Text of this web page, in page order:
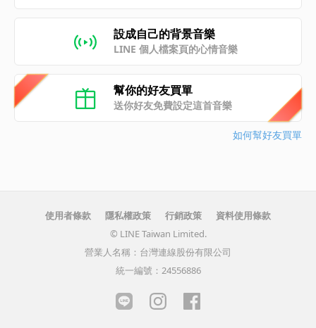
設成自己的背景音樂
LINE 個人檔案頁的心情音樂
幫你的好友買單
送你好友免費設定這首音樂
如何幫好友買單
使用者條款 隱私權政策 行銷政策
資料使用條款
© LINE Taiwan Limited.
營業人名稱：台灣連線股份有限公司
統一編號：24556886